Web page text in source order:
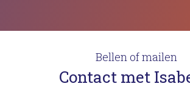
Bellen of mailen
Contact met